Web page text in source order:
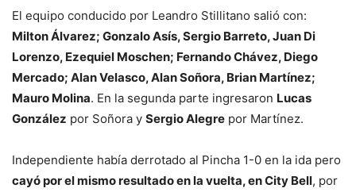
El equipo conducido por Leandro Stillitano salió con:
Milton Álvarez; Gonzalo Asís, Sergio Barreto, Juan Di
Lorenzo, Ezequiel Moschen; Fernando Chávez, Diego
Mercado; Alan Velasco, Alan Soñora, Brian Martínez;
Mauro Molina. En la segunda parte ingresaron Lucas
González por Soñora y Sergio Alegre por Martínez.
Independiente había derrotado al Pincha 1-0 en la ida pero
cayó por el mismo resultado en la vuelta, en City Bell, por